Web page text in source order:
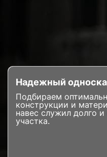
Надежный
Подбираем
конструкции и
навес служил долго
участка.